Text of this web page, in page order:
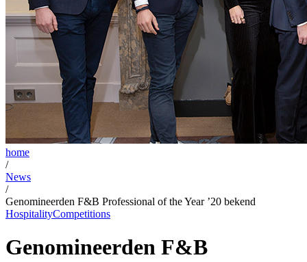
home
/
News
/
Genomineerden F&B Professional of the Year ’20 bekend
HospitalityCompetitions
Genomineerden F&B